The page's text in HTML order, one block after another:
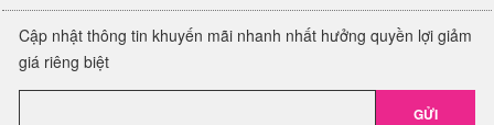
Cập nhật thông tin khuyến mãi nhanh nhất hưởng quyền lợi giảm
giá riêng biệt
GỬI